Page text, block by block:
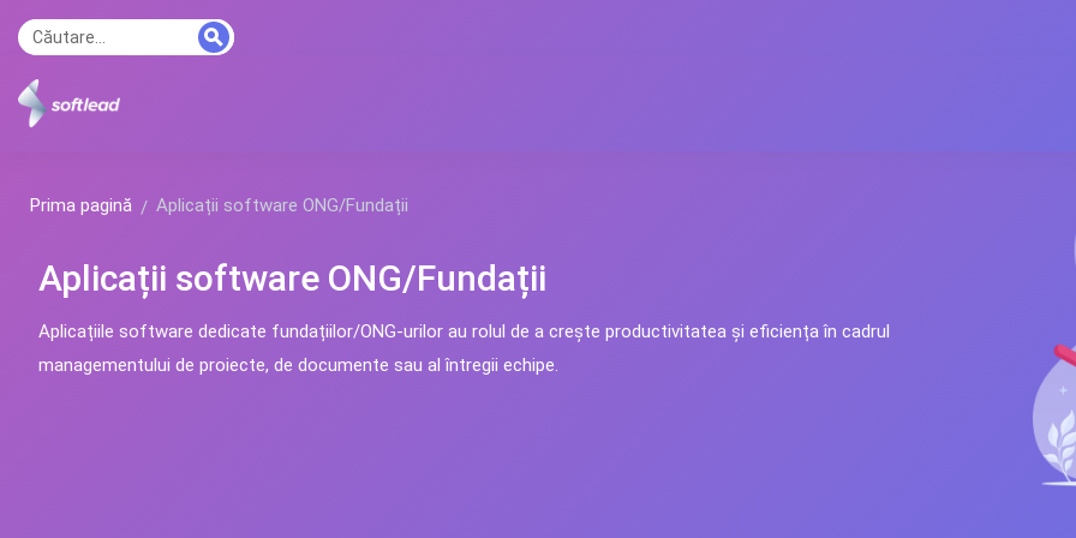
Prima pagină Aplicații software ONG/Fundații
Aplicații software ONG/Fundații
Aplicațiile software dedicate fundațiilor/ONG-urilor au rolul de a crește productivitatea și eficiența în cadrul
managementului de proiecte, de documente sau al întregii echipe.